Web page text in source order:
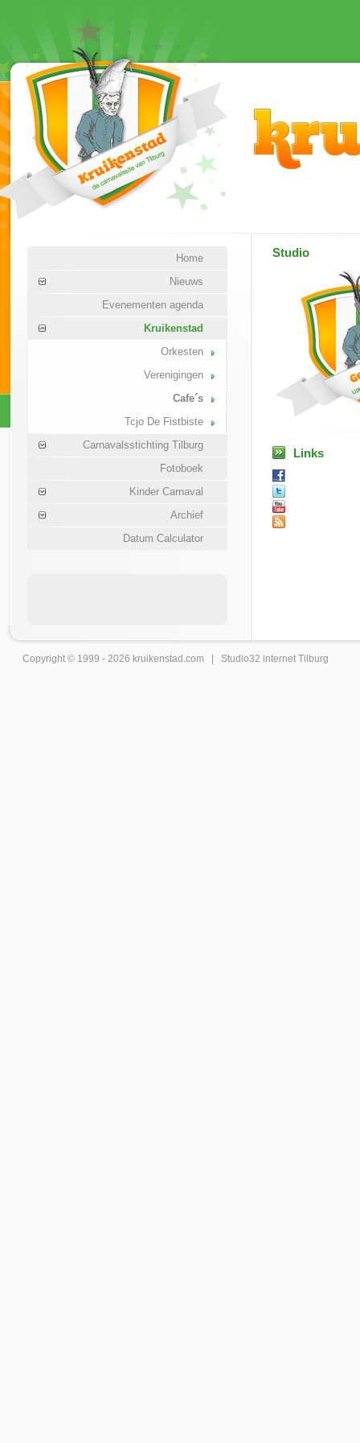
Home
Nieuws
Evenementen agenda
Kruikenstad
Orkesten
Verenigingen
Cafe´s
Tcjo De Fistbiste
Carnavalsstichting Tilburg
Fotoboek
Kinder Carnaval
Archief
Datum Calculator
Studio
Links
Copyright © 1999 - 2026 kruikenstad .com | Studio32 internet Tilburg